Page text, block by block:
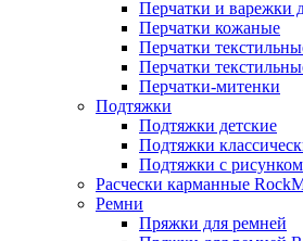
Перчатки и варежки
Перчатки кожаные
Перчатки
Перчатки
Перчатки-митенки
Подтяжки
Подтяжки детские
Подтяжки
Подтяжки с рисунком
Расчески карманные
Ремни
Пряжки для ремней